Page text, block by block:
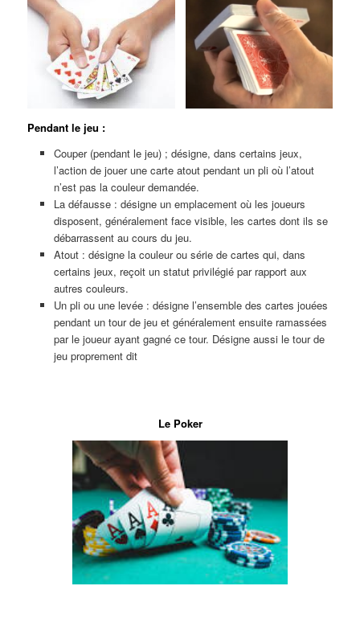
Pendant le jeu :
Couper (pendant le jeu) ; désigne, dans certains jeux,
l’action de jouer une carte atout pendant un pli où l’atout
n’est pas la couleur demandée.
La défausse : désigne un emplacement où les joueurs
disposent, généralement face visible, les cartes dont ils se
débarrassent au cours du jeu.
Atout : désigne la couleur ou série de cartes qui, dans
certains jeux, reçoit un statut privilégié par rapport aux
autres couleurs.
Un pli ou une levée : désigne l’ensemble des cartes jouées
pendant un tour de jeu et généralement ensuite ramassées
par le joueur ayant gagné ce tour. Désigne aussi le tour de
jeu proprement dit
Le Poker